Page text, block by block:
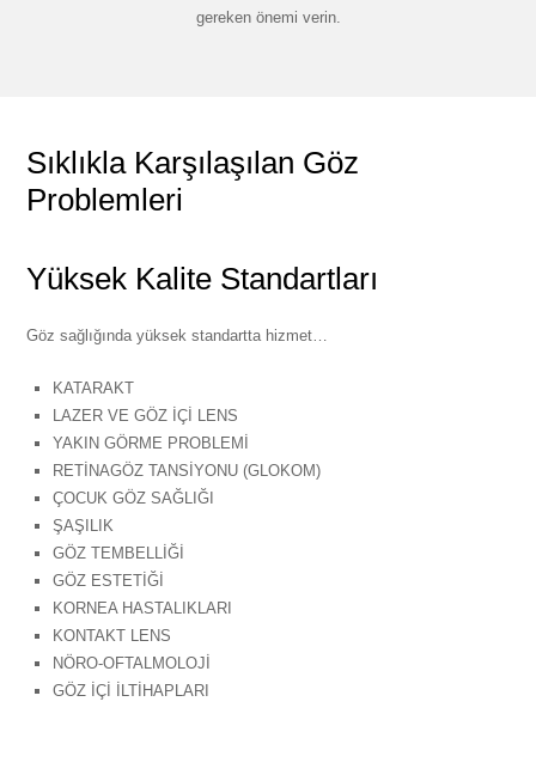
gereken önemi verin.
Sıklıkla Karşılaşılan Göz
Problemleri
Yüksek Kalite Standartları
Göz sağlığında yüksek standartta hizmet…
KATARAKT
LAZER VE GÖZ İÇİ LENS
YAKIN GÖRME PROBLEMİ
RETİNAGÖZ TANSİYONU (GLOKOM)
ÇOCUK GÖZ SAĞLIĞI
ŞAŞILIK
GÖZ TEMBELLİĞİ
GÖZ ESTETİĞİ
KORNEA HASTALIKLARI
KONTAKT LENS
NÖRO-OFTALMOLOJİ
GÖZ İÇİ İLTİHAPLARI